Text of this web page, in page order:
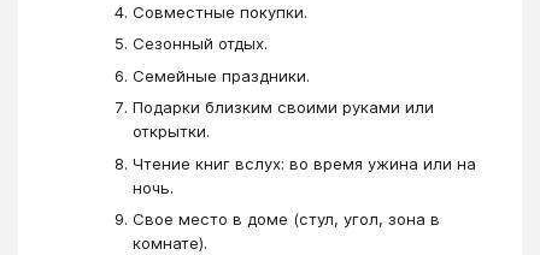
Совместные покупки.
Сезонный отдых.
Семейные праздники.
Подарки близким своими руками или
открытки.
Чтение книг вслух: во время ужина или на
ночь.
Свое место в доме (стул, угол, зона в
комнате).